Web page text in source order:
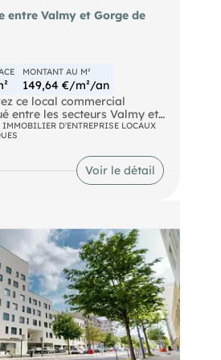
entre Valmy et Gorge de
MONTANT AU M²
149,64 €/m²/an
ce local commercial
entre les secteurs Valmy et
9e. Avec son beau linéaire
parfait pour une activité
une activité de petite
de gaine d'extraction.
commerciale de ce
Lignes de bus Stations vélo'V
D'ENTREPRISE LOCAUX
Voir le détail